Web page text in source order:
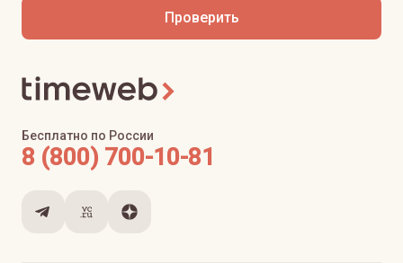
Проверить
Бесплатно по России
8 (800) 700-10-81